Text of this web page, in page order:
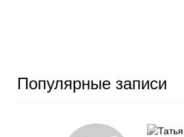
Популярные записи